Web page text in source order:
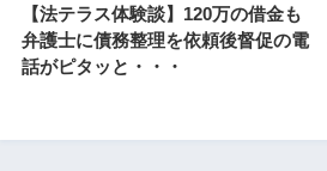
【法テラス体験談】120万の借金も
弁護士に債務整理を依頼後督促の電
話がピタッと・・・